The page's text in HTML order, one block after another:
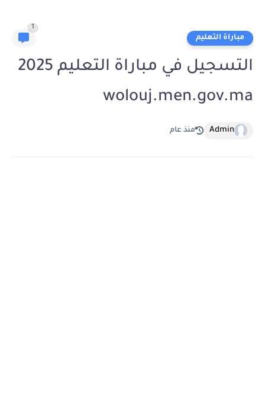
مباراة التعليم
1
التسجيل في مباراة التعليم 2025
wolouj.men.gov.ma
Admin منذ عام